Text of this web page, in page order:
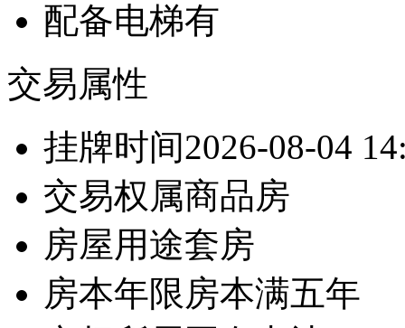
配备电梯有
交易属性
挂牌时间2026-08-04
交易权属商品房
房屋用途套房
房本年限 房本满五年